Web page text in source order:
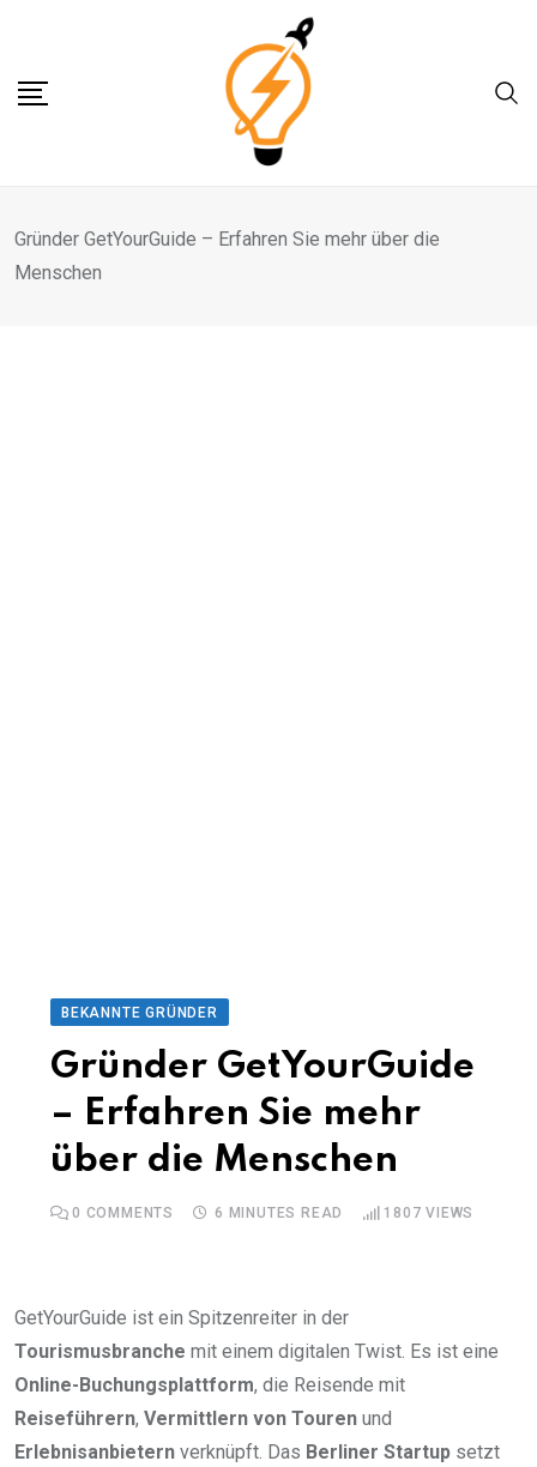
content
Gründer GetYourGuide – Erfahren Sie mehr über die
Menschen
BEKANNTE GRÜNDER
Gründer GetYourGuide
– Erfahren Sie mehr
über die Menschen
0 COMMENTS 6 MINUTES READ 1807 VIEWS
GetYourGuide ist ein Spitzenreiter in der
Tourismusbranche mit einem digitalen Twist. Es ist eine
Online-Buchungsplattform, die Reisende mit
Reiseführern, Vermittlern von Touren und
Erlebnisanbietern verknüpft. Das Berliner Startup setzt